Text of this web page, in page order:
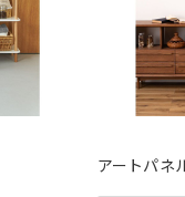
アートパネ